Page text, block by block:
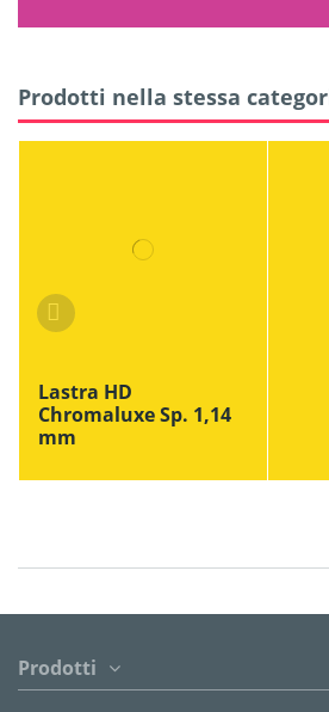
Prodotti nella stessa
Lastra HD
Chromaluxe Sp. 1,14
mm
Prodotti